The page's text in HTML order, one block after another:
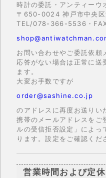
時計の委託・アンティーウ
〒650-0024 神戸市中央
TEL/078-366-5536・
お問い合わせやご委託依頼
応答がない場合は正常に送
ます。
大変お手数ですが
order@sashine.co.jp
のアドレスに再度お送りい
携帯のメールアドレスをご
ルの受信拒否設定」によっ
ります。設定をご確認くだ
営業時間および定休